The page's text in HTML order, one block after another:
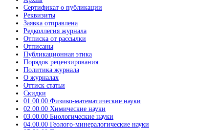
Сертификат о публикации
Реквизиты
Заявка отправлена
Редколлегия журнала
Отписка от рассылки
Отписаны
Публикационная этика
Порядок рецензирования
Политика журнала
О журналах
Оттиск статьи
Скидки
01.00.00 Физико-математические науки
02.00.00 Химические науки
03.00.00 Биологические науки
04.00.00 Геолого-минералогические науки